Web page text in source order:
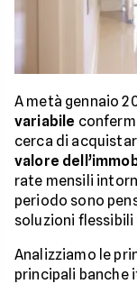
A metà gennaio
variabile
cerca di
valore
rate mensili
periodo sono
soluzioni
Analizziamo le
principali banche